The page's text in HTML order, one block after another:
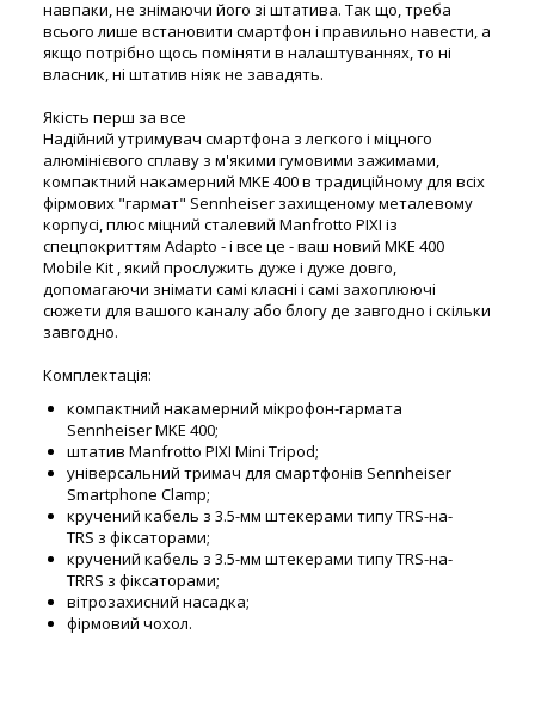
навпаки, не знімаючи його зі штатива. Так що, треба
всього лише встановити смартфон і правильно навести, а
якщо потрібно щось поміняти в налаштуваннях, то ні
власник, ні штатив ніяк не завадять.
Якість перш за все
Надійний утримувач смартфона з легкого і міцного
алюмінієвого сплаву з м'якими гумовими зажимами,
компактний накамерний MKE 400 в традиційному для всіх
фірмових "гармат" Sennheiser захищеному металевому
корпусі, плюс міцний сталевий Manfrotto PIXI із
спецпокриттям Adapto - і все це - ваш новий MKE 400
Mobile Kit , який прослужить дуже і дуже довго,
допомагаючи знімати самі класні і самі захоплюючі
сюжети для вашого каналу або блогу де завгодно і скільки
завгодно.
Комплектація:
компактний накамерний мікрофон-гармата
Sennheiser MKE 400;
штатив Manfrotto PIXI Mini Tripod;
універсальний тримач для смартфонів Sennheiser
Smartphone Clamp;
кручений кабель з 3.5-мм штекерами типу TRS-на-
TRS з фіксаторами;
кручений кабель з 3.5-мм штекерами типу TRS-на-
TRRS з фіксаторами;
вітрозахисний насадка;
фірмовий чохол.